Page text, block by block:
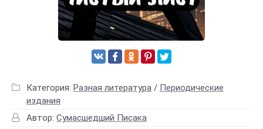
Категория: Разная литература / Периодические
издания
Автор: Сумасшедший Писака